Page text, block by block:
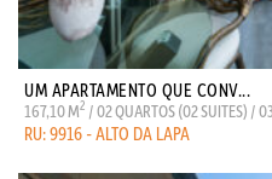
UM APARTAMENTO QUE CONV...
167,10 M2 / 02 QUARTOS (02 SUITES) /
RU: 9916 - ALTO DA LAPA